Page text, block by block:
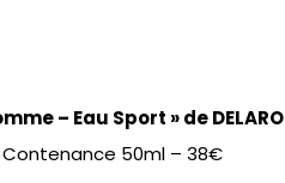
– Eau Sport » de
50ml – 38€